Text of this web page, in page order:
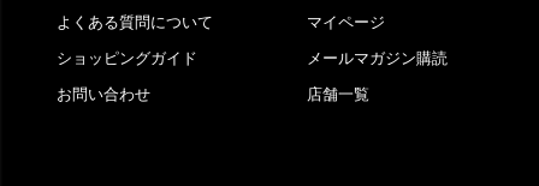
よくある質問について
ショッピングガイド
お問い合わせ
マイページ
メールマガジン購読
店舗一覧